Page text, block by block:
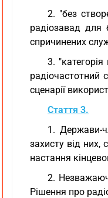
2. "без
радіозавад для
спричинених
3.
радіочастотний
сценарії
Стаття 3.
1. Держави-
захисту від них,
настання
2.
Рішення про